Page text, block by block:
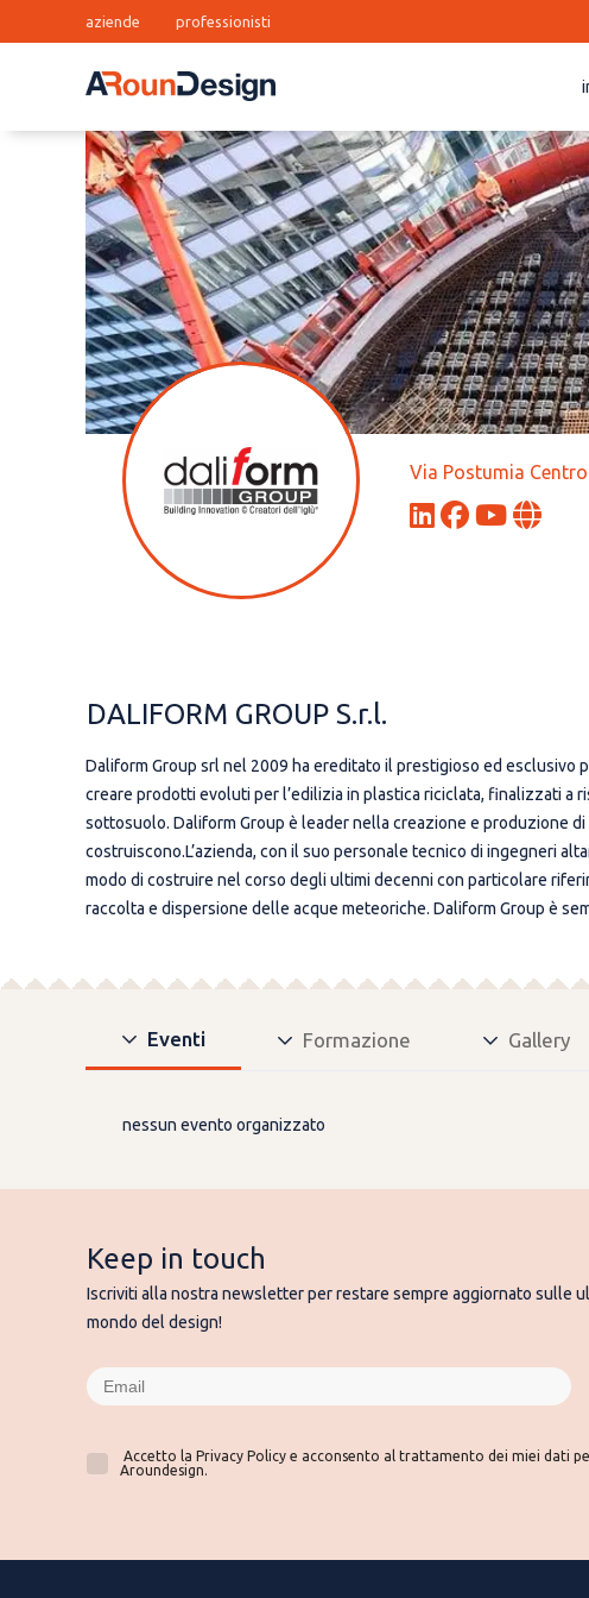
aziende professionisti
Via Postumia
DALIFORM GROUP S.r.l.
Daliform Group srl nel 2009 ha ereditato il prestigioso ed esclusivo
creare prodotti evoluti per l’edilizia in plastica riciclata, finalizzati a
sottosuolo. Daliform Group è leader nella creazione e produzione
costruiscono.L’azienda, con il suo personale tecnico di ingegneri
modo di costruire nel corso degli ultimi decenni con particolare
raccolta e dispersione delle acque meteoriche. Daliform Group è
Eventi Formazione Gallery
nessun evento organizzato
Keep in touch
Iscriviti alla nostra newsletter per restare sempre aggiornato sulle
mondo del design!
Accetto la Privacy Policy e acconsento al trattamento dei miei dati
Aroundesign.